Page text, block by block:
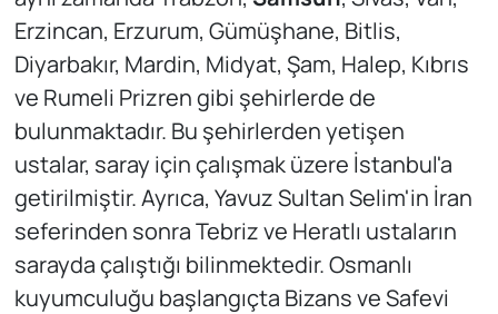
Erzincan, Erzurum, Gümüşhane, Bitlis,
Diyarbakır, Mardin, Midyat, Şam, Halep, Kıbrıs
ve Rumeli Prizren gibi şehirlerde de
bulunmaktadır. Bu şehirlerden yetişen
ustalar, saray için çalışmak üzere İstanbul'a
getirilmiştir. Ayrıca, Yavuz Sultan Selim'in İran
seferinden sonra Tebriz ve Heratlı ustaların
sarayda çalıştığı bilinmektedir. Osmanlı
kuyumculuğu başlangıçta Bizans ve Safevi